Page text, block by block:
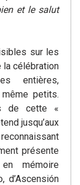
et le salut
sur les
célébration
entières,
petits.
de cette «
jusqu’aux
présente
mémoire
d’Ascensión